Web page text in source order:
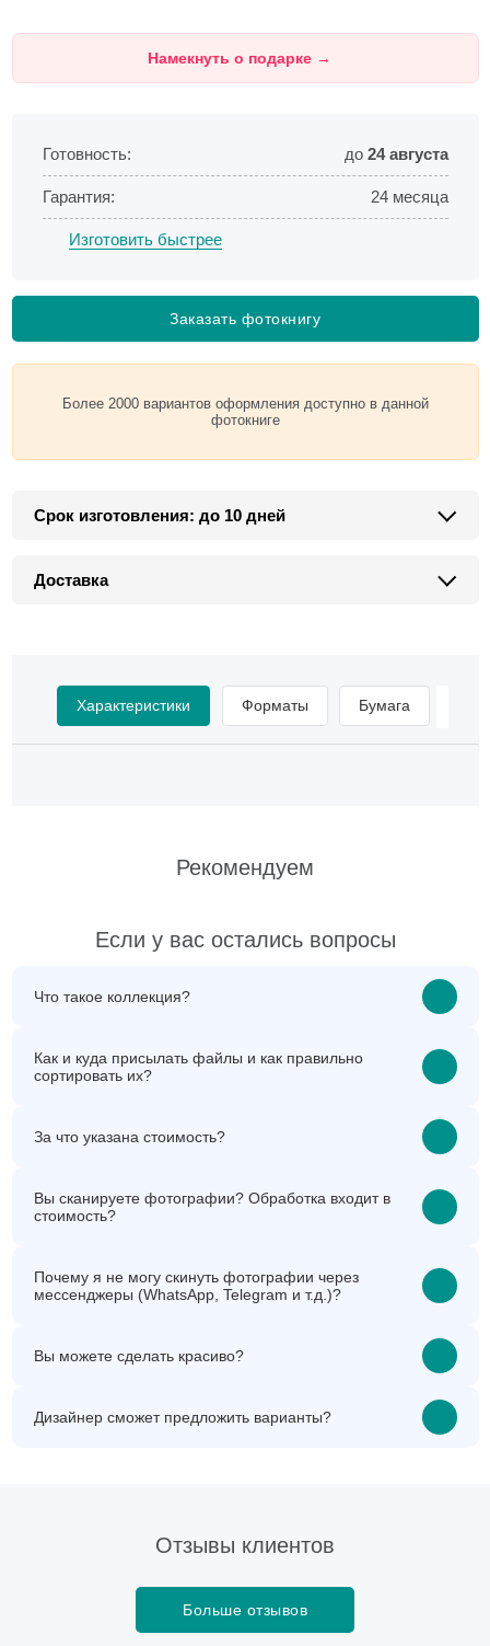
Намекнуть о подарке →
Готовность: до 24 августа
Гарантия: 24 месяца
Изготовить быстрее
Заказать фотокнигу
Более 2000 вариантов оформления доступно в данной
фотокниге
Срок изготовления: до 10 дней
Доставка
Характеристики Форматы Бумага
Рекомендуем
Если у вас остались вопросы
Что такое коллекция?
Как и куда присылать файлы и как правильно
сортировать их?
За что указана стоимость?
Вы сканируете фотографии? Обработка входит в
стоимость?
Почему я не могу скинуть фотографии через
мессенджеры (WhatsApp, Telegram и т.д.)?
Вы можете сделать красиво?
Дизайнер сможет предложить варианты?
Отзывы клиентов
Больше отзывов